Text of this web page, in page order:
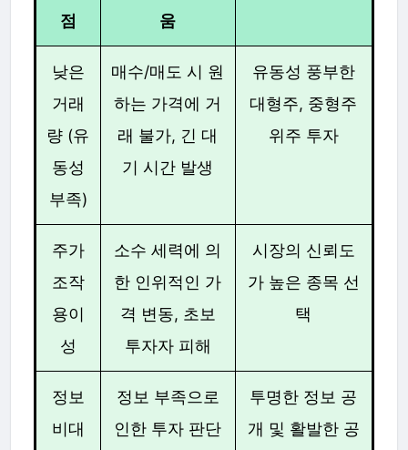
점
움
낮은
거래
량 (유
동성
부족)
매수/매도 시 원
하는 가격에 거
래 불가, 긴 대
기 시간 발생
유동성 풍부한
대형주, 중형주
위주 투자
주가
조작
용이
성
소수 세력에 의
한 인위적인 가
격 변동, 초보
투자자 피해
시장의 신뢰도
가 높은 종목 선
택
정보
비대
정보 부족으로
인한 투자 판단
투명한 정보 공
개 및 활발한 공